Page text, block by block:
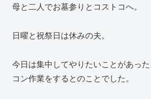
母と二人でお墓参りとコストコへ。
日曜と祝祭日は休みの夫。
今日は集中してやりたいことがあっ
コン作業をするとのことでした。